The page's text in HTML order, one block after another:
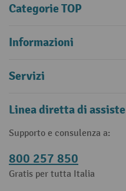
Categorie TOP
Informazioni
Servizi
Linea diretta di
Supporto e consulenza a:
800 257 850
Gratis per tutta Italia